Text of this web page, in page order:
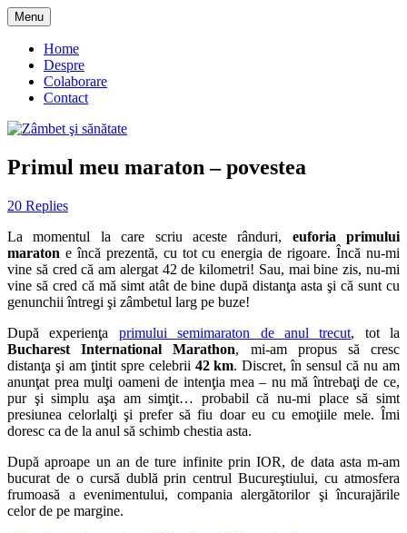
Skip
to
content
Zâmbet şi sănătate
Menu
Home
Despre
Colaborare
Contact
Primul meu maraton – povestea
20 Replies
La momentul la care scriu aceste rânduri, euforia primului
maraton e încă prezentă, cu tot cu energia de rigoare. Încă nu-mi
vine să cred că am alergat 42 de kilometri! Sau, mai bine zis, nu-mi
vine să cred că mă simt atât de bine după distanţa asta şi că sunt cu
genunchii întregi şi zâmbetul larg pe buze!
După experienţa primului semimaraton de anul trecut, tot la
Bucharest International Marathon, mi-am propus să cresc
distanţa şi am ţintit spre celebrii 42 km. Discret, în sensul că nu am
anunţat prea mulţi oameni de intenţia mea – nu mă întrebaţi de ce,
pur şi simplu aşa am simţit… probabil că nu-mi place să simt
presiunea celorlalţi şi prefer să fiu doar eu cu emoţiile mele. Îmi
doresc ca de la anul să schimb chestia asta.
După aproape un an de ture infinite prin IOR, de data asta m-am
bucurat de o cursă dublă prin centrul Bucureştiului, cu atmosfera
frumoasă a evenimentului, compania alergătorilor şi încurajările
celor de pe margine.